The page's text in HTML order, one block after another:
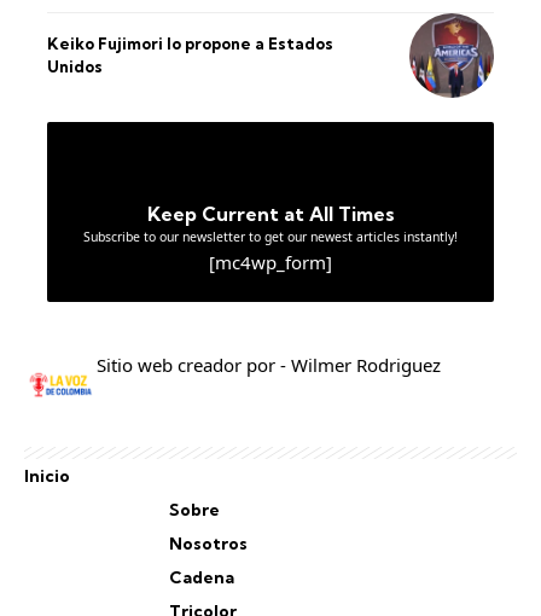
Keiko Fujimori lo propone a Estados
Unidos
Keep Current at All Times
Subscribe to our newsletter to get our newest articles instantly!
[mc4wp_form]
Sitio web creador por - Wilmer Rodriguez
Inicio
Sobre
Nosotros
Cadena
Tricolor